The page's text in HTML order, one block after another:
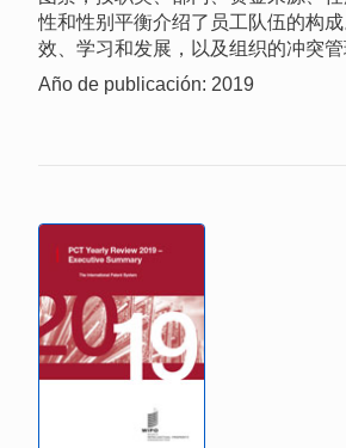
性和性别平衡介绍了员工队伍的构
效、学习和发展，以及组织的冲突管
Año de publicación: 2019